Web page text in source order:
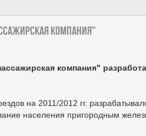
компания"
компания"
на 2011/2012 гг.
населения пригородным